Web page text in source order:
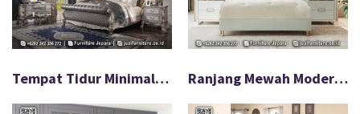
Tempat Tidur Minimalis Modern Bahan Premium FS-576 Ranjang Mewah Modern Desain Eropa Elegan Jepara FS-575